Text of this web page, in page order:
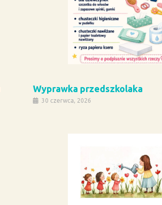
Wyprawka przedszkolaka
30 czerwca, 2026